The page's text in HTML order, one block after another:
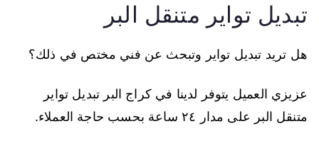
تبديل تواير متنقل البر
هل تريد تبديل تواير وتبحث عن فني مختص في ذلك؟
عزيزي العميل يتوفر لدينا في كراج البر تبديل تواير
متنقل البر على مدار ٢٤ ساعة بحسب حاجة العملاء.